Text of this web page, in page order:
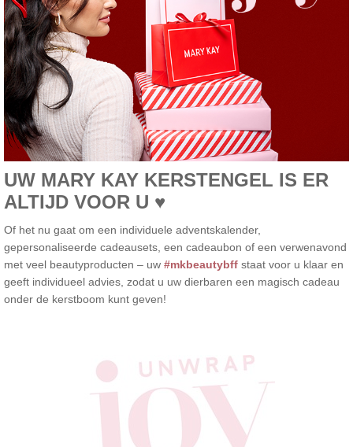
UW MARY KAY KERSTENGEL IS ER
ALTIJD VOOR U ♥
Of het nu gaat om een individuele adventskalender,
gepersonaliseerde cadeausets, een cadeaubon of een verwenavond
met veel beautyproducten – uw #mkbeautybff staat voor u klaar en
geeft individueel advies, zodat u uw dierbaren een magisch cadeau
onder de kerstboom kunt geven!